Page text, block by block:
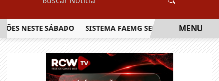
SÁBADO SISTEMA FAEMG SENAR LANÇA OMENU